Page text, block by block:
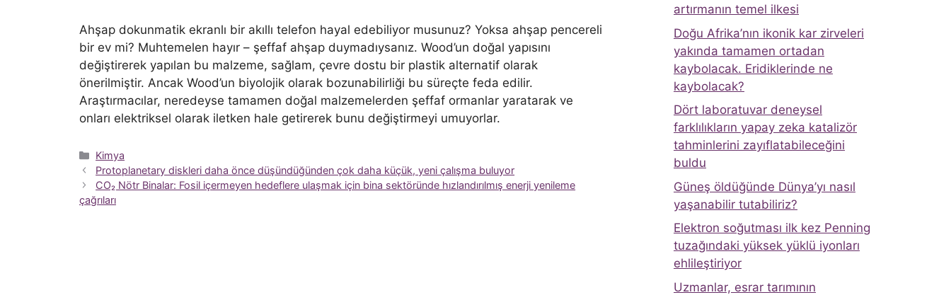
Ahşap dokunmatik ekranlı bir akıllı telefon hayal edebiliyor musunuz? Yoksa ahşap pencereli
bir ev mi? Muhtemelen hayır – şeffaf ahşap duymadıysanız. Wood’un doğal yapısını
değiştirerek yapılan bu malzeme, sağlam, çevre dostu bir plastik alternatif olarak
önerilmiştir. Ancak Wood’un biyolojik olarak bozunabilirliği bu süreçte feda edilir.
Araştırmacılar, neredeyse tamamen doğal malzemelerden şeffaf ormanlar yaratarak ve
onları elektriksel olarak iletken hale getirerek bunu değiştirmeyi umuyorlar.
Kategoriler
Kimya
Protoplanetary diskleri daha önce düşündüğünden çok daha küçük, yeni çalışma buluyor
CO₂ Nötr Binalar: Fosil içermeyen hedeflere ulaşmak için bina sektöründe hızlandırılmış enerji yenileme
çağrıları
artırmanın temel ilkesi
Doğu Afrika’nın ikonik kar zirveleri
yakında tamamen ortadan
kaybolacak. Eridiklerinde ne
kaybolacak?
Dört laboratuvar deneysel
farklılıkların yapay zeka katalizör
tahminlerini zayıflatabileceğini
buldu
Güneş öldüğünde Dünya’yı nasıl
yaşanabilir tutabiliriz?
Elektron soğutması ilk kez Penning
tuzağındaki yüksek yüklü iyonları
ehlileştiriyor
Uzmanlar, esrar tarımının